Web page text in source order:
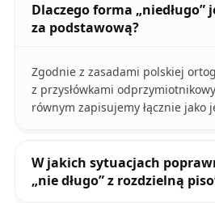
Dlaczego forma „niedługo”
za podstawową?
Zgodnie z zasadami polskiej
z przysłówkami
równym zapisujemy łącznie jako
W jakich sytuacjach
„nie długo” z rozdzielną